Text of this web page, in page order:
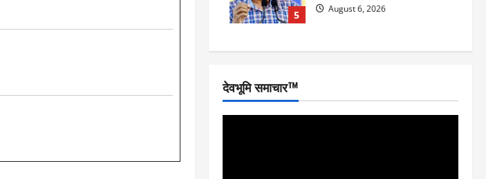
5 August 6, 2026
देवभूमि समाचार™